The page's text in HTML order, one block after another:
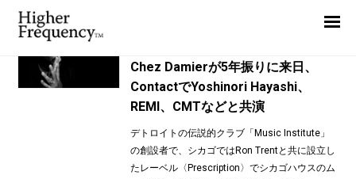
TAG: VILLA H2H
Chez Damierが5年振りに来日、
ContactでYoshinori Hayashi、
REMI、CMTなどと共演
デトロイトの伝説的クラブ「Music Institute」
の創設者で、シカゴではRon Trentと共に設立し
たレーベル〈Prescription〉でシカゴハウスのム
News
Interview
Report